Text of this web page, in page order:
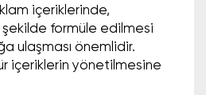
içeriklerinde,
formüle edilmesi
ulaşması önemlidir.
içeriklerin yönetilmesine